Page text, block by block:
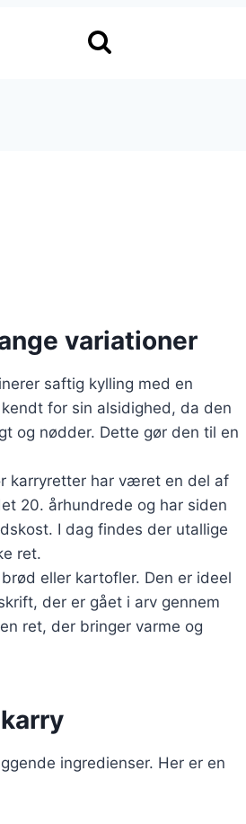
variationer
saftig kylling med en
for sin alsidighed, da den
og nødder. Dette gør den til en
karryretter har været en del af
20. århundrede og har siden
I dag findes der utallige
ret.
eller kartofler. Den er ideel
der er gået i arv gennem
ret, der bringer varme og
ingredienser. Her er en